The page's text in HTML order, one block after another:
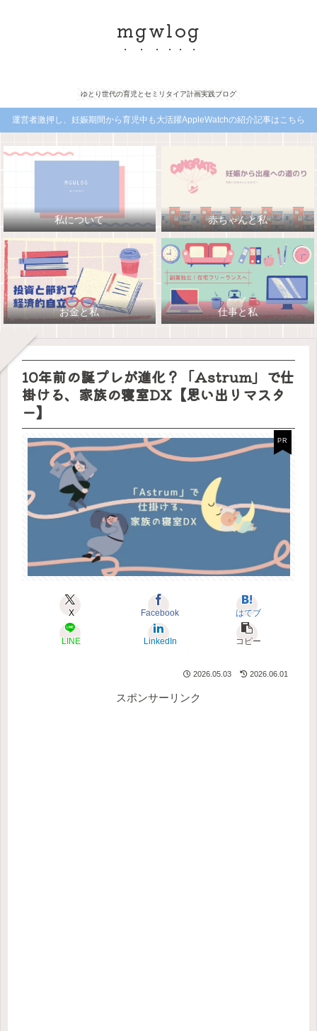
mgwlog
ゆとり世代の育児とセミリタイア計画実践ブログ
運営者激押し、妊娠期間から育児中も大活躍AppleWatchの紹介記事はこちら
私について 赤ちゃんと私
お金と私 仕事と私
10年前の誕プレが進化？「Astrum」で仕
掛ける、家族の寝室DX【思い出リマスタ
ー】
X Facebook はてブ
LINE LinkedIn コピー
2026.05.03 2026.06.01
スポンサーリンク